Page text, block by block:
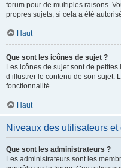
forum pour de multiples raisons.
propres sujets, si cela a été
Haut
Que sont les icônes de sujet ?
Les icônes de sujet sont de
d’illustrer le contenu de son sujet.
fonctionnalité.
Haut
Niveaux des utilisateurs et
Que sont les administrateurs ?
Les administrateurs sont les